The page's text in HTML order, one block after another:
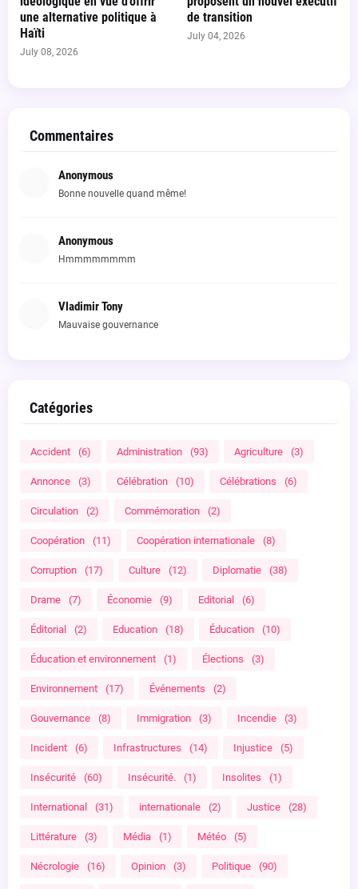
une alternative politique à
Haïti
July 08, 2026
de transition
July 04, 2026
Commentaires
Anonymous
Bonne nouvelle quand même!
Anonymous
Hmmmmmmmm
Vladimir Tony
Mauvaise gouvernance
Catégories
Accident (6) Administration (93) Agriculture (3)
Annonce (3) Célébration (10) Célébrations (6)
Circulation (2) Commémoration (2)
Coopération (11) Coopération internationale (8)
Corruption (17) Culture (12) Diplomatie (38)
Drame (7) Économie (9) Editorial (6)
Éditorial (2) Education (18) Éducation (10)
Éducation et environnement (1) Élections (3)
Environnement (17) Événements (2)
Gouvernance (8) Immigration (3) Incendie (3)
Incident (6) Infrastructures (14) Injustice (5)
Insécurité (60) Insécurité. (1) Insolites (1)
International (31) internationale (2) Justice (28)
Littérature (3) Média (1) Météo (5)
Nécrologie (16) Opinion (3) Politique (90)